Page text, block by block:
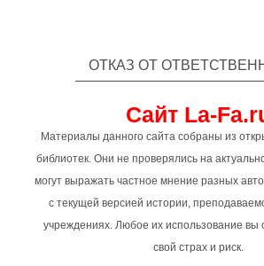
ОТКАЗ ОТ
Сайт La-
Материалы данного сайта собраны из
библиотек. Они не проверялись на
могут выражать частное мнение разных
с текущей версией истории,
учреждениях. Любое их использование вы
свой страх и риск.